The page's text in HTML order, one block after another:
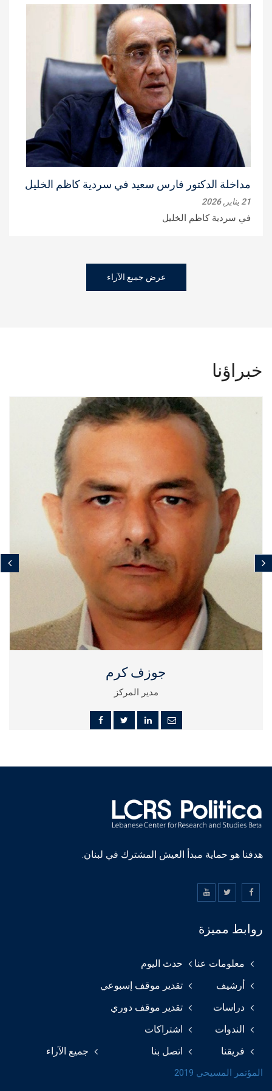
مداخلة الدكتور فارس سعيد في سردية كاظم الخليل
21 يناير, 2026
في سردية كاظم الخليل
عرض جميع الآراء
خبراؤنا
جوزف كرم
مدير المركز
هدفنا هو حماية مبدأ العيش المشترك في لبنان.
روابط مميزة
معلومات عنا
أرشيف
دراسات
الندوات
فريقنا
حدث اليوم
تقدير موقف إسبوعي
تقدير موقف دوري
اشتراكات
اتصل بنا
جميع الآراء
المؤتمر المسيحي 2019